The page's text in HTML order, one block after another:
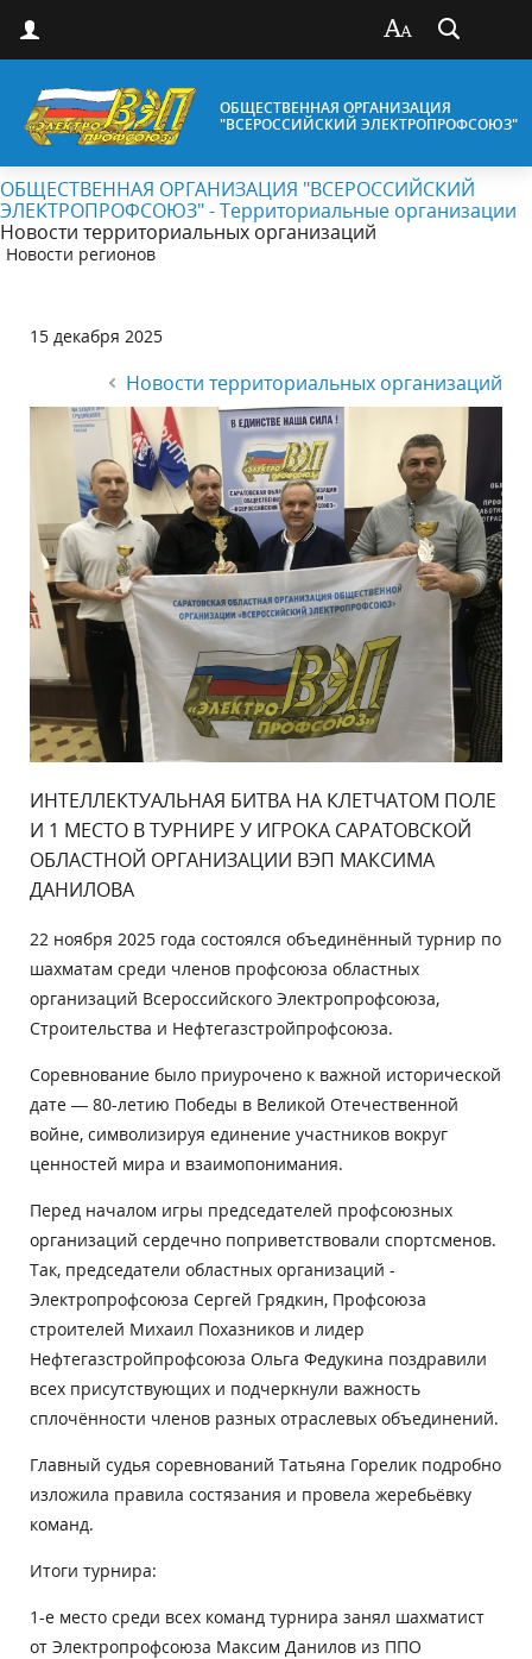
ОБЩЕСТВЕННАЯ ОРГАНИЗАЦИЯ
"ВСЕРОССИЙСКИЙ ЭЛЕКТРОПРОФСОЮЗ"
ОБЩЕСТВЕННАЯ ОРГАНИЗАЦИЯ "ВСЕРОССИЙСКИЙ
ЭЛЕКТРОПРОФСОЮЗ" - Территориальные организации
Новости территориальных организаций
Новости регионов
15 декабря 2025
Новости территориальных организаций
ИНТЕЛЛЕКТУАЛЬНАЯ БИТВА НА КЛЕТЧАТОМ ПОЛЕ
И 1 МЕСТО В ТУРНИРЕ У ИГРОКА САРАТОВСКОЙ
ОБЛАСТНОЙ ОРГАНИЗАЦИИ ВЭП МАКСИМА
ДАНИЛОВА
22 ноября 2025 года состоялся объединённый турнир по
шахматам среди членов профсоюза областных
организаций Всероссийского Электропрофсоюза,
Строительства и Нефтегазстройпрофсоюза.
Соревнование было приурочено к важной исторической
дате — 80-летию Победы в Великой Отечественной
войне, символизируя единение участников вокруг
ценностей мира и взаимопонимания.
Перед началом игры председателей профсоюзных
организаций сердечно поприветствовали спортсменов.
Так, председатели областных организаций -
Электропрофсоюза Сергей Грядкин, Профсоюза
строителей Михаил Похазников и лидер
Нефтегазстройпрофсоюза Ольга Федукина поздравили
всех присутствующих и подчеркнули важность
сплочённости членов разных отраслевых объединений.
Главный судья соревнований Татьяна Горелик подробно
изложила правила состязания и провела жеребьёвку
команд.
Итоги турнира:
1-е место среди всех команд турнира занял шахматист
от Электропрофсоюза Максим Данилов из ППО